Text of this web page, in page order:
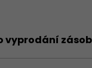
vyprodání